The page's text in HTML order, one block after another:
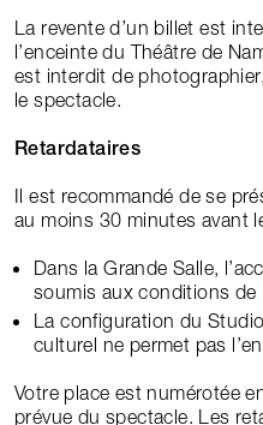
La revente d’un billet est
l’enceinte du Théâtre de
est interdit de
le spectacle.
Retardataires
Il est recommandé de se
au moins 30 minutes avant
Dans la Grande Salle,
soumis aux conditions de
La configuration du
culturel ne permet pas
Votre place est numérotée
prévue du spectacle. Les